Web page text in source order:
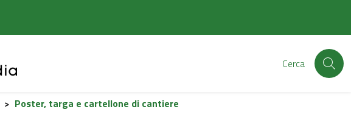
Cerca
> Poster, targa e cartellone di cantiere